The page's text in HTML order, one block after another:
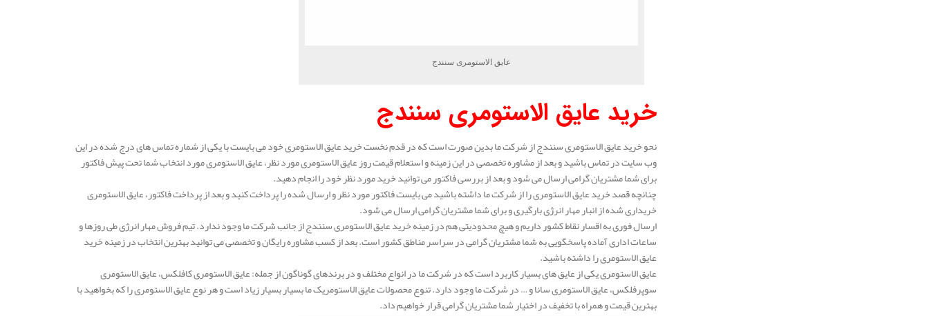
عایق الاستومری سنندج
خرید عایق الاستومری سنندج
نحو خرید عایق الاستومری سنندج از شرکت ما بدین صورت است که در قدم نخست خرید عایق الاستومری خود می بایست با یکی از شماره تماس های درج شده در این
وب سایت در تماس باشید و بعد از مشاوره تخصصی در این زمینه و استعلام قیمت روز عایق الاستومری مورد نظر، عایق الاستومری مورد انتخاب شما تحت پیش فاکتور
برای شما مشتریان گرامی ارسال می شود و بعد از بررسی فاکتور می توانید خرید مورد نظر خود را انجام دهید.
چنانچه قصد خرید عایق الاستومری را از شرکت ما داشته باشید می بایست فاکتور مورد نظر و ارسال شده را پرداخت کنید و بعد از پرداخت فاکتور، عایق الاستومری
خریداری شده از انبار مهار انرژی بارگیری و برای شما مشتریان گرامی ارسال می شود.
ارسال فوری به اقسار نقاط کشور داریم و هیچ محدودیتی هم در زمینه خرید عایق الاستومری سنندج از جانب شرکت ما وجود ندارد. تیم فروش مهار انرژی طی روزها و
ساعات اداری آماده پاسخگویی به شما مشتریان گرامی در سراسر مناطق کشور است. بعد از کسب مشاوره رایگان و تخصصی می توانید بهترین انتخاب در زمینه خرید
عایق الاستومری را داشته باشید.
عایق الاستومری یکی از عایق های بسیار کاربرد است که در شرکت ما در انواع مختلف و در برندهای گوناگون از جمله: عایق الاستومری کافلکس، عایق الاستومری
سوپرفلکس، عایق الاستومری سانا و … در شرکت ما وجود دارد. تنوع محصولات عایق الاستومریک ما بسیار بسیار زیاد است و هر نوع عایق الاستومری را که بخواهید با
بهترین قیمت و همراه با تخفیف در اختیار شما مشتریان گرامی قرار خواهیم داد.